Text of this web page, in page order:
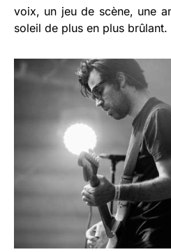
voix, un jeu de scène, une
soleil de plus en plus brûlant.